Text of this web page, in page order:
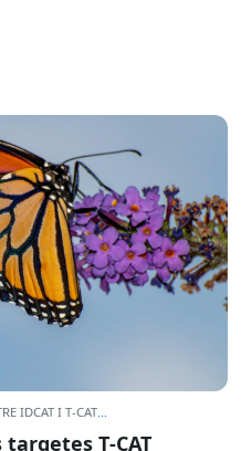
IDCAT I T-CAT
T‑CAT